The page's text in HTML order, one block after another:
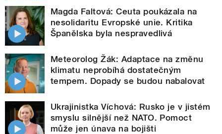
Magda Faltová: Ceuta poukázala na
nesolidaritu Evropské unie. Kritika
Španělska byla nespravedlivá
Meteorolog Žák: Adaptace na změnu
klimatu neprobíhá dostatečným
tempem. Dopady se budou nabalovat
Ukrajinistka Víchová: Rusko je v jistém
smyslu silnější než NATO. Pomoct
může jen únava na bojišti